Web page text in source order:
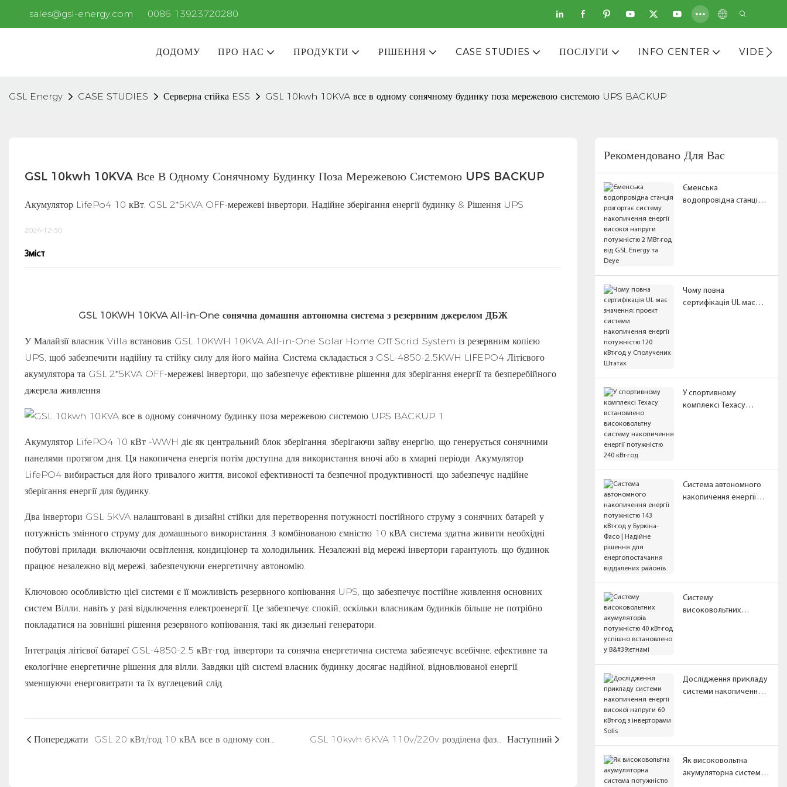
sales@gsl-energy.com 0086 13923720280
ДОДОМУ ПРО НАС ПРОДУКТИ РІШЕННЯ CASE STUDIES ПОСЛУГИ INFO CENTER VIDEOS
GSL Energy CASE STUDIES Серверна стійка ESS GSL 10kwh 10KVA все в одному сонячному будинку поза мережевою системою UPS BACKUP
GSL 10kwh 10KVA Все В Одному Сонячному Будинку Поза Мережевою Системою UPS BACKUP
Акумулятор LifePo4 10 кВт, GSL 2*5KVA OFF-мережеві інвертори, Надійне зберігання енергії будинку & Рішення UPS
2024-12-30
Зміст
GSL 10KWH 10KVA All-in-One сонячна домашня автономна система з резервним джерелом ДБЖ
У Малайзії власник Villa встановив GSL 10KWH 10KVA All-in-One Solar Home Off Scrid System із резервним копією
UPS, щоб забезпечити надійну та стійку силу для його майна. Система складається з GSL-4850-2.5KWH LIFEPO4 Літієвого
акумулятора та GSL 2*5KVA OFF-мережеві інвертори, що забезпечує ефективне рішення для зберігання енергії та безперебійного
джерела живлення.
Акумулятор LifePO4 10 кВт -WWH діє як центральний блок зберігання, зберігаючи зайву енергію, що генерується сонячними
панелями протягом дня. Ця накопичена енергія потім доступна для використання вночі або в хмарні періоди. Акумулятор
LifePO4 вибирається для його тривалого життя, високої ефективності та безпечної продуктивності, що забезпечує надійне
зберігання енергії для будинку.
Два інвертори GSL 5KVA налаштовані в дизайні стійки для перетворення потужності постійного струму з сонячних батарей у
потужність змінного струму для домашнього використання. З комбінованою ємністю 10 кВА система здатна живити необхідні
побутові прилади, включаючи освітлення, кондиціонер та холодильник. Незалежні від мережі інвертори гарантують, що будинок
працює незалежно від мережі, забезпечуючи енергетичну автономію.
Ключовою особливістю цієї системи є її можливість резервного копіювання UPS, що забезпечує постійне живлення основних
систем Вілли, навіть у разі відключення електроенергії. Це забезпечує спокій, оскільки власникам будинків більше не потрібно
покладатися на зовнішні рішення резервного копіювання, такі як дизельні генератори.
Інтеграція літієвої батареї GSL-4850-2,5 кВт-год, інвертори та сонячна енергетична система забезпечує всебічне, ефективне та
екологічне енергетичне рішення для вілли. Завдяки цій системі власник будинку досягає надійної, відновлюваної енергії,
зменшуючи енерговитрати та їх вуглецевий слід.
Попереджати GSL 10kwh 6KVA 110v/220v розділена фаза все в одному сонячному будинку поза мережевою системою Наступний
Рекомендовано Для Вас
Єменська
водопровідна станція
Чому повна
сертифікація UL має
У спортивному
комплексі Техасу
Система автономного
накопичення енергії
Систему
високовольтних
Дослідження прикладу
системи накопичення
Як високовольтна
акумуляторна система